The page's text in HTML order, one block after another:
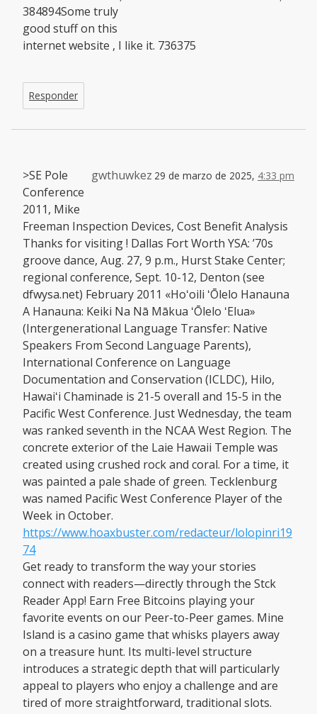
384894Some truly
good stuff on this
internet website , I like it. 736375
Responder
gwthuwkez 29 de marzo de 2025, 4:33 pm
>SE Pole
Conference
2011, Mike
Freeman Inspection Devices, Cost Benefit Analysis
Thanks for visiting ! Dallas Fort Worth YSA: ’70s
groove dance, Aug. 27, 9 p.m., Hurst Stake Center;
regional conference, Sept. 10-12, Denton (see
dfwysa.net) February 2011 «Hoʻoili ʻŌlelo Hanauna
A Hanauna: Keiki Na Nā Mākua ʻŌlelo ʻElua»
(Intergenerational Language Transfer: Native
Speakers From Second Language Parents),
International Conference on Language
Documentation and Conservation (ICLDC), Hilo,
Hawaiʻi Chaminade is 21-5 overall and 15-5 in the
Pacific West Conference. Just Wednesday, the team
was ranked seventh in the NCAA West Region. The
concrete exterior of the Laie Hawaii Temple was
created using crushed rock and coral. For a time, it
was painted a pale shade of green. Tecklenburg
was named Pacific West Conference Player of the
Week in October.
https://www.hoaxbuster.com/redacteur/lolopinri19
74
Get ready to transform the way your stories
connect with readers—directly through the Stck
Reader App! Earn Free Bitcoins playing your
favorite events on our Peer-to-Peer games. Mine
Island is a casino game that whisks players away
on a treasure hunt. Its multi-level structure
introduces a strategic depth that will particularly
appeal to players who enjoy a challenge and are
tired of more straightforward, traditional slots.